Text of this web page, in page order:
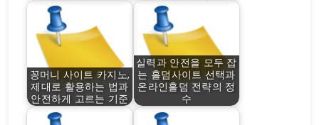
꽁머니 사이트 카지노,
제대로 활용하는 법과
안전하게 고르는 기준
실력과 안전을 모두 잡
는 홀덤사이트 선택과
온라인홀덤 전략의 정
수